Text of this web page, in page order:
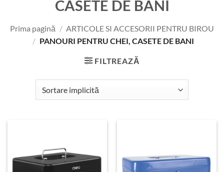
CASETE DE BANI
Prima pagină / ARTICOLE SI ACCESORII PENTRU BIROU
/ PANOURI PENTRU CHEI, CASETE DE BANI
FILTREAZĂ